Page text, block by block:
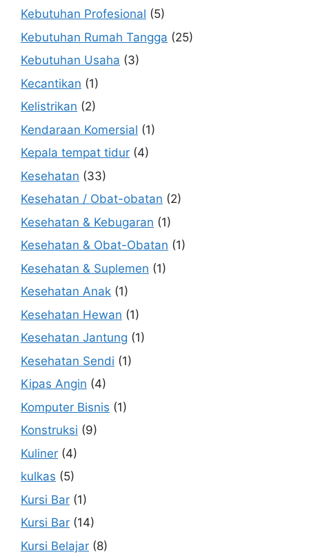
Kebutuhan Profesional (5)
Kebutuhan Rumah Tangga (25)
Kebutuhan Usaha (3)
Kecantikan (1)
Kelistrikan (2)
Kendaraan Komersial (1)
Kepala tempat tidur (4)
Kesehatan (33)
Kesehatan / Obat-obatan (2)
Kesehatan & Kebugaran (1)
Kesehatan & Obat-Obatan (1)
Kesehatan & Suplemen (1)
Kesehatan Anak (1)
Kesehatan Hewan (1)
Kesehatan Jantung (1)
Kesehatan Sendi (1)
Kipas Angin (4)
Komputer Bisnis (1)
Konstruksi (9)
Kuliner (4)
kulkas (5)
Kursi Bar (1)
Kursi Bar (14)
Kursi Belajar (8)